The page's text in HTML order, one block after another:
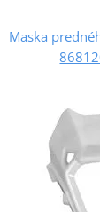
Maska